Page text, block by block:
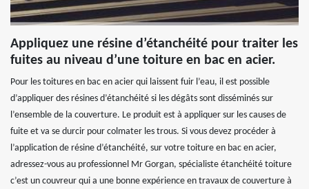
Appliquez une résine d’étanchéité pour traiter les
fuites au niveau d’une toiture en bac en acier.
Pour les toitures en bac en acier qui laissent fuir l’eau, il est possible
d’appliquer des résines d’étanchéité si les dégâts sont disséminés sur
l’ensemble de la couverture. Le produit est à appliquer sur les causes de
fuite et va se durcir pour colmater les trous. Si vous devez procéder à
l’application de résine d’étanchéité, sur votre toiture en bac en acier,
adressez-vous au professionnel Mr Gorgan, spécialiste étanchéité toiture
c’est un couvreur qui a une bonne expérience en travaux de couverture à